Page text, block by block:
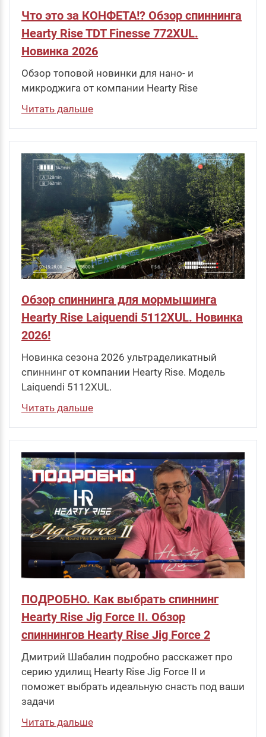
Что это за КОНФЕТА!? Обзор спиннинга
Hearty Rise TDT Finesse 772XUL.
Новинка 2026
Обзор топовой новинки для нано- и
микроджига от компании Hearty Rise
Читать дальше
Обзор спиннинга для мормышинга
Hearty Rise Laiquendi 5112XUL. Новинка
2026!
Новинка сезона 2026 ультраделикатный
спиннинг от компании Hearty Rise. Модель
Laiquendi 5112XUL.
Читать дальше
ПОДРОБНО. Как выбрать спиннинг
Hearty Rise Jig Force II. Обзор
спиннингов Hearty Rise Jig Force 2
Дмитрий Шабалин подробно расскажет про
серию удилищ Hearty Rise Jig Force II и
поможет выбрать идеальную снасть под ваши
задачи
Читать дальше